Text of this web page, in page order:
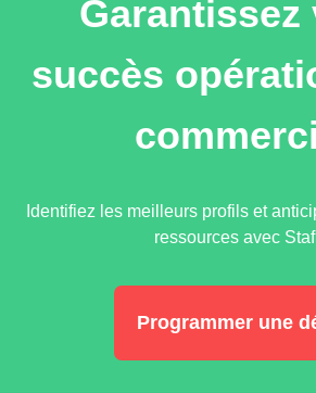
Garantissez
succès
Identifiez les meilleurs profils et
ressources avec
Programmer une